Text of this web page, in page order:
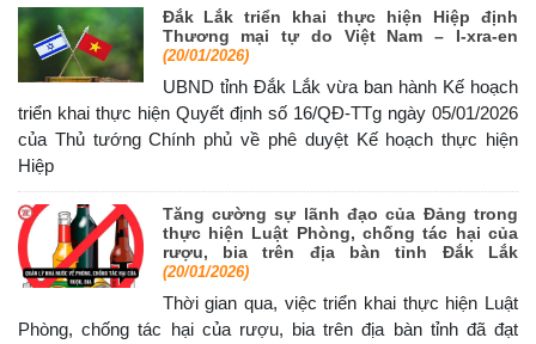
Đắk Lắk triển khai thực hiện Hiệp định
Thương mại tự do Việt Nam – I-xra-en
(20/01/2026)
UBND tỉnh Đắk Lắk vừa ban hành Kế hoạch
triển khai thực hiện Quyết định số 16/QĐ-TTg ngày 05/01/2026
của Thủ tướng Chính phủ về phê duyệt Kế hoạch thực hiện
Hiệp
Tăng cường sự lãnh đạo của Đảng trong
thực hiện Luật Phòng, chống tác hại của
rượu, bia trên địa bàn tỉnh Đắk Lắk
(20/01/2026)
Thời gian qua, việc triển khai thực hiện Luật
Phòng, chống tác hại của rượu, bia trên địa bàn tỉnh đã đạt